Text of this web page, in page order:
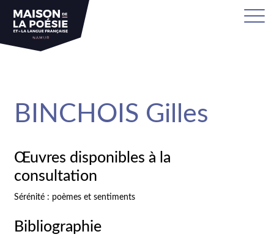
BINCHOIS Gilles
Œuvres disponibles à la
consultation
Sérénité : poèmes et sentiments
Bibliographie